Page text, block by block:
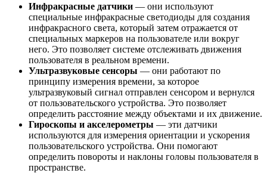
Инфракрасные датчики — они используют
специальные инфракрасные светодиоды для создания
инфракрасного света, который затем отражается от
специальных маркеров на пользователе или вокруг
него. Это позволяет системе отслеживать движения
пользователя в реальном времени.
Ультразвуковые сенсоры — они работают по
принципу измерения времени, за которое
ультразвуковый сигнал отправлен сенсором и вернулся
от пользовательского устройства. Это позволяет
определить расстояние между объектами и их движение.
Гироскопы и акселерометры — эти датчики
используются для измерения ориентации и ускорения
пользовательского устройства. Они помогают
определить повороты и наклоны головы пользователя в
пространстве.